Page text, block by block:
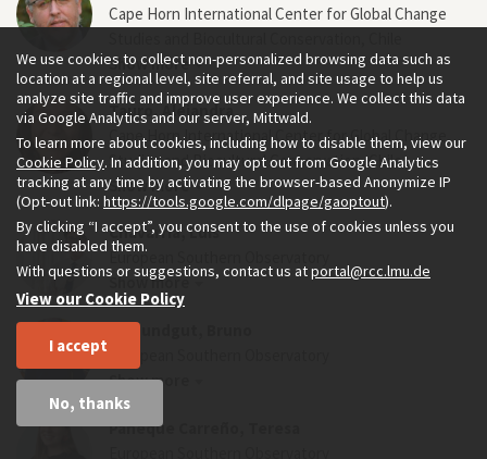
Cape Horn International Center for Global Change
Show more
Tauro, Alejandra
Cape Horn International Center for Global Change
Studies and Biocultural Conservation, Chile
Show more
Chavarría, Luis
European Southern Observatory
Show more
Leibundgut, Bruno
Show more
Paneque Carreño, Teresa
We use cookies to collect non-personalized browsing data such as
location at a regional level, site referral, and site usage to help us
analyze site traffic and improve user experience. We collect this data
via Google Analytics and our server, Mittwald.
To learn more about cookies, including how to disable them, view our
Cookie Policy. In addition, you may opt out from Google Analytics
tracking at any time by activating the browser-based Anonymize IP
(Opt-out link: https://tools.google.com/dlpage/gaoptout).
By clicking “I accept”, you consent to the use of cookies unless you
have disabled them.
With questions or suggestions, contact us atportal@rcc.lmu.de
View our Cookie Policy
I accept
No, thanks